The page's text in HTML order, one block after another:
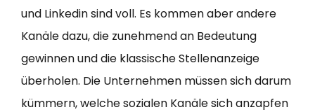
und Linkedin sind voll. Es kommen aber andere
Kanäle dazu, die zunehmend an Bedeutung
gewinnen und die klassische Stellenanzeige
überholen. Die Unternehmen müssen sich darum
kümmern, welche sozialen Kanäle sich anzapfen